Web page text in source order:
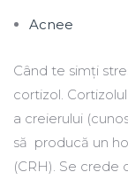
Acnee
Când te simți
cortizol.
a creierului
să producă un
(CRH). Se crede